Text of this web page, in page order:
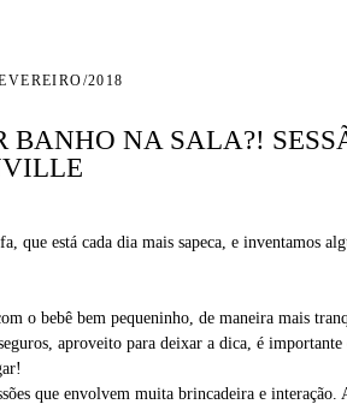
2018
BANHO NA SALA?!
que está cada dia mais sapeca, e inventamos
o bebê bem pequeninho, de maneira mais
aproveito para deixar a dica, é
que envolvem muita brincadeira e